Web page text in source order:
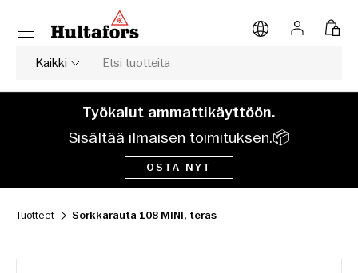
SIIRRY SISÄLTÖÖN
Haku
Tuotetyyppi
Kaikki
Kirjaudu
Valikko
Työkalut ammattikäyttöön.
Sisältää ilmaisen toimituksen.📦
OSTA NYT
Tuotteet Sorkkarauta 108 MINI, teräs